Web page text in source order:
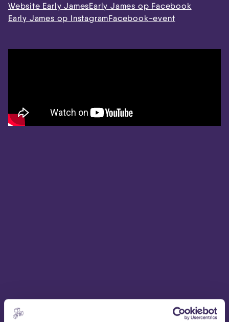
Website Early JamesEarly James op Facebook
Early James op InstagramFacebook-event